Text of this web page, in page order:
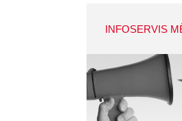
INFOSERVIS